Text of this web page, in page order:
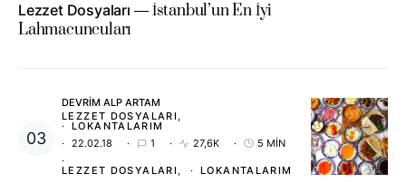
Lezzet Dosyaları
İstanbul’un En İyi
Lahmacuncuları
DEVRIM ALP ARTAM
LEZZET DOSYALARI
LOKANTALARIM
22.02.18
1 27,6K 5 MIN
LEZZET DOSYALARI LOKANTALARIM